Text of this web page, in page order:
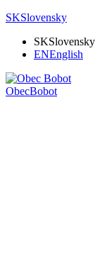
SKSlovensky
SKSlovensky
ENEnglish
ObecBobot